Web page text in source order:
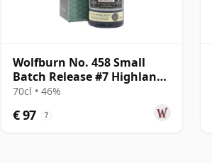
Wolfburn No. 458 Small
Batch Release #7 Highland
Single Mal
70cl • 46%
€ 97 ?